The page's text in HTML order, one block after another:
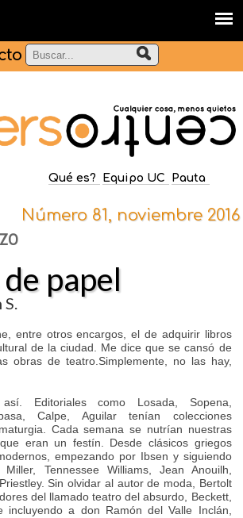
Qué es? Equipo UC Pauta
Número 81, noviembre 2016
papel
entre otros encargos, el de adquirir libros
de la ciudad. Me dice que se cansó de
obras de teatro.Simplemente, no las hay,
Editoriales como Losada, Sopena,
Calpe, Aguilar tenían colecciones
Cada semana se nutrían nuestras
eran un festín. Desde clásicos griegos
empezando por Ibsen y siguiendo
Tennessee Williams, Jean Anouilh,
Sin olvidar al autor de moda, Bertolt
del llamado teatro del absurdo, Beckett,
incluyendo a don Ramón del Valle Inclán,